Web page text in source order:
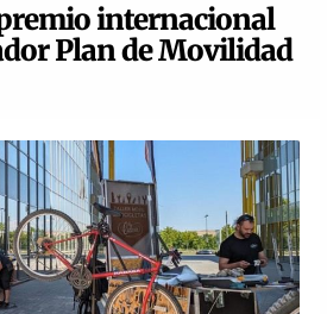
internacional
Plan de Movilidad